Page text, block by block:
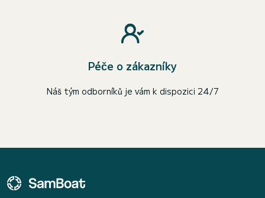
Péče o zákazníky
Náš tým odborníků je vám k dispozici 24/7